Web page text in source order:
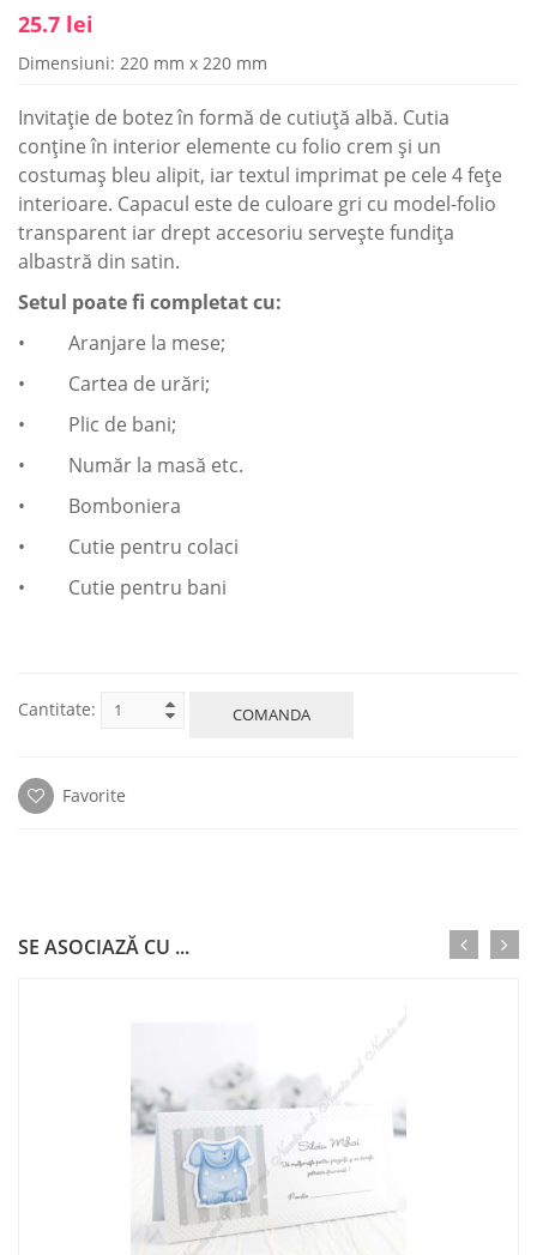
25.7 lei
Dimensiuni: 220 mm x 220 mm
Invitație de botez în formă de cutiuță albă. Cutia
conține în interior elemente cu folio crem și un
costumaș bleu alipit, iar textul imprimat pe cele 4 fețe
interioare. Capacul este de culoare gri cu model-folio
transparent iar drept accesoriu servește fundița
albastră din satin.
Setul poate fi completat cu:
• Aranjare la mese;
• Cartea de urări;
• Plic de bani;
• Număr la masă etc.
• Bomboniera
• Cutie pentru colaci
• Cutie pentru bani
Cantitate: COMANDA
Favorite
SE ASOCIAZĂ CU ...